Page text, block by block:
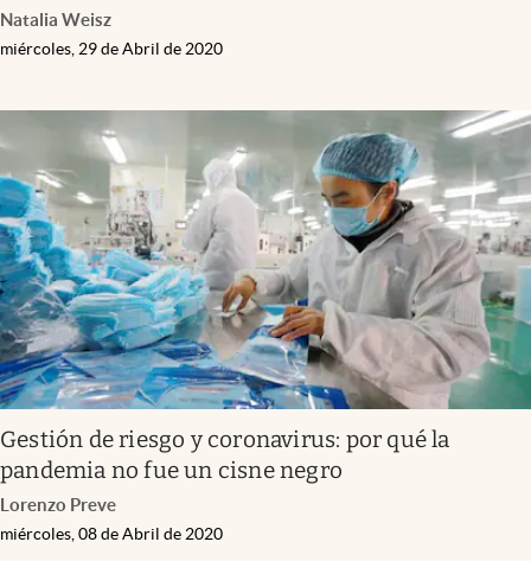
Natalia Weisz
miércoles, 29 de Abril de 2020
Gestión de riesgo y coronavirus: por qué la
pandemia no fue un cisne negro
Lorenzo Preve
miércoles, 08 de Abril de 2020